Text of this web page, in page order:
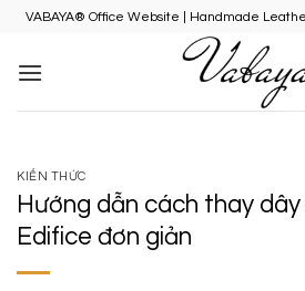
Skip
content
VABAYA® Office Website | Handmade
KIẾN THỨC
Hướng dẫn cách thay
Edifice đơn giản